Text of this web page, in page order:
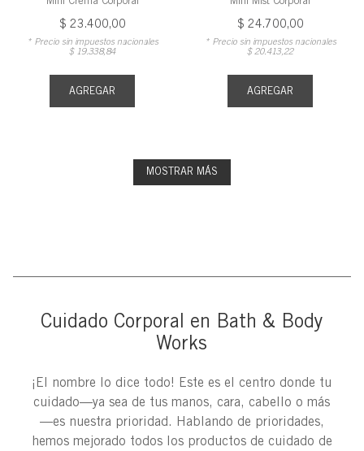
$ 23.400,00
* Precio sin impuestos nacionales
$ 19.338,84
AGREGAR
$ 24.700,00
* Precio sin impuestos nacionales
$ 20.413, 22
AGREGAR
MOSTRAR MÁS
Cuidado Corporal en Bath & Body
Works
¡El nombre lo dice todo! Este es el centro donde tu
cuidado—ya sea de tus manos, cara, cabello o más
—es nuestra prioridad. Hablando de prioridades,
hemos mejorado todos los productos de cuidado de